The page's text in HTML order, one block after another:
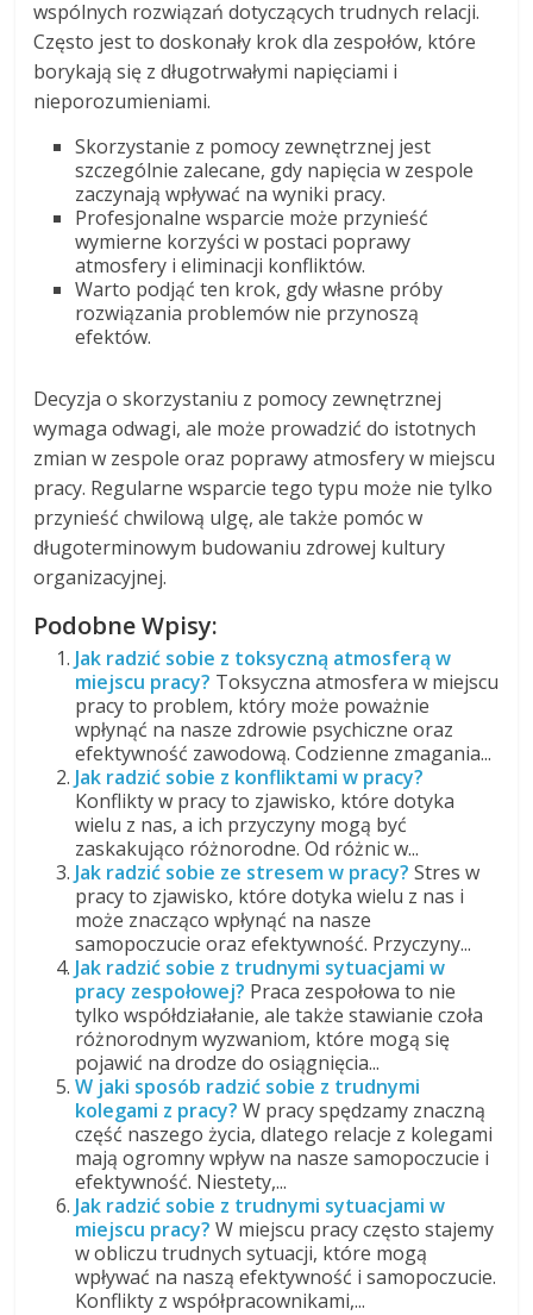
wspólnych rozwiązań dotyczących trudnych relacji.
Często jest to doskonały krok dla zespołów, które
borykają się z długotrwałymi napięciami i
nieporozumieniami.
Skorzystanie z pomocy zewnętrznej jest
szczególnie zalecane, gdy napięcia w zespole
zaczynają wpływać na wyniki pracy.
Profesjonalne wsparcie może przynieść
wymierne korzyści w postaci poprawy
atmosfery i eliminacji konfliktów.
Warto podjąć ten krok, gdy własne próby
rozwiązania problemów nie przynoszą
efektów.
Decyzja o skorzystaniu z pomocy zewnętrznej
wymaga odwagi, ale może prowadzić do istotnych
zmian w zespole oraz poprawy atmosfery w miejscu
pracy. Regularne wsparcie tego typu może nie tylko
przynieść chwilową ulgę, ale także pomóc w
długoterminowym budowaniu zdrowej kultury
organizacyjnej.
Podobne Wpisy:
Jak radzić sobie z toksyczną atmosferą w
miejscu pracy? Toksyczna atmosfera w miejscu
pracy to problem, który może poważnie
wpłynąć na nasze zdrowie psychiczne oraz
efektywność zawodową. Codzienne zmagania...
Jak radzić sobie z konfliktami w pracy?
Konflikty w pracy to zjawisko, które dotyka
wielu z nas, a ich przyczyny mogą być
zaskakująco różnorodne. Od różnic w...
Jak radzić sobie ze stresem w pracy? Stres w
pracy to zjawisko, które dotyka wielu z nas i
może znacząco wpłynąć na nasze
samopoczucie oraz efektywność. Przyczyny...
Jak radzić sobie z trudnymi sytuacjami w
pracy zespołowej? Praca zespołowa to nie
tylko współdziałanie, ale także stawianie czoła
różnorodnym wyzwaniom, które mogą się
pojawić na drodze do osiągnięcia...
W jaki sposób radzić sobie z trudnymi
kolegami z pracy? W pracy spędzamy znaczną
część naszego życia, dlatego relacje z kolegami
mają ogromny wpływ na nasze samopoczucie i
efektywność. Niestety,...
Jak radzić sobie z trudnymi sytuacjami w
miejscu pracy? W miejscu pracy często stajemy
w obliczu trudnych sytuacji, które mogą
wpływać na naszą efektywność i samopoczucie.
Konflikty z współpracownikami,...